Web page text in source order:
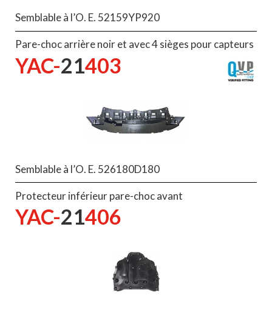
Semblable à l’O. E. 52159YP920
Pare-choc arrière noir et avec 4 sièges pour capteurs
YAC-21403
Semblable à l’O. E. 526180D180
Protecteur inférieur pare-choc avant
YAC-21406